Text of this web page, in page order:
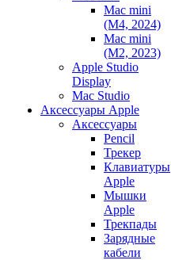
Mac mini
(M4, 2024)
Mac mini
(M2, 2023)
Apple Studio
Display
Mac Studio
Аксессуары Apple
Аксессуары
Pencil
Трекер
Клавиатуры
Apple
Мышки
Apple
Трекпады
Зарядные
кабели